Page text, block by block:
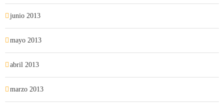
junio 2013
mayo 2013
abril 2013
marzo 2013